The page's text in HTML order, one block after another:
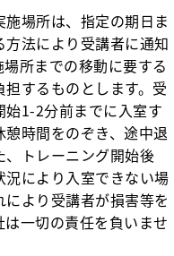
場所は、指定の期日ま
法により受講者に通知
所までの移動に要する
するものとします。受
1-2分前までに入室す
時間をのぞき、途中退
トレーニング開始後
により入室できない場
より受講者が損害等を
一切の責任を負いませ